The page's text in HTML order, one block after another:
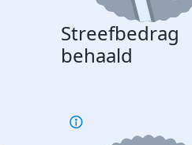
Streefbedrag
behaald